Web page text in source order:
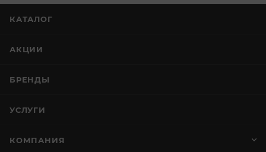
КАТАЛОГ
АКЦИИ
БРЕНДЫ
УСЛУГИ
КОМПАНИЯ